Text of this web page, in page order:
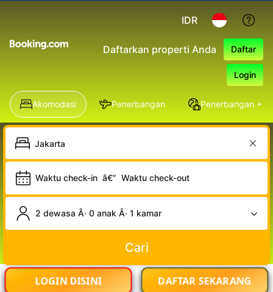
IDR
Daftarkan properti Anda Daftar
Login
Akomodasi Penerbangan Penerbangan +
Waktu check-in â€” Waktu check-out
2 dewasa Â· 0 anak Â· 1 kamar
Cari
LOGIN DISINI DAFTAR SEKARANG